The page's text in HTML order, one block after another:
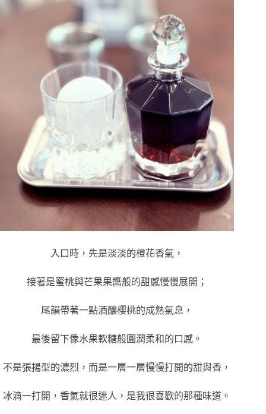
入口時，先是淡淡的橙花香氣，
接著是蜜桃與芒果果醬般的甜感慢慢展開；
尾韻帶著一點酒釀櫻桃的成熟氣息，
最後留下像水果軟糖般圓潤柔和的口感。
不是張揚型的濃烈，而是一層一層慢慢打開的甜與香，
冰滴一打開，香氣就很迷人，是我很喜歡的那種味道。